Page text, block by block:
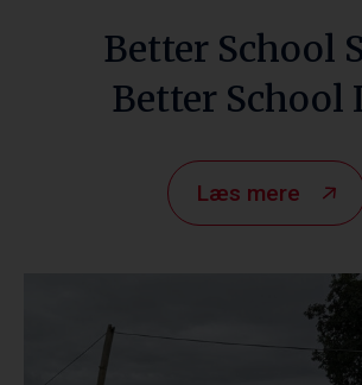
Better School
Better School
Læs mere